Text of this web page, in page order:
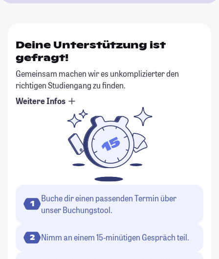
Deine Unterstützung ist
gefragt!
Gemeinsam machen wir es unkomplizierter den
richtigen Studiengang zu finden.
Weitere Infos
1
Buche dir einen passenden Termin über
unser Buchungstool.
2 Nimm an einem 15-minütigen Gespräch teil.